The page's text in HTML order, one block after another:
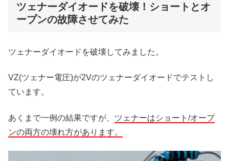
ツェナーダイオードを破壊！ショートとオ
ープンの故障させてみた
ツェナーダイオードを破壊してみました。
VZ(ツェナー電圧)が2Vのツェナーダイオードでテストし
ています。
あくまで一例の結果ですが、 ツェナーはショート/オープ
ンの両方の壊れ方があります。